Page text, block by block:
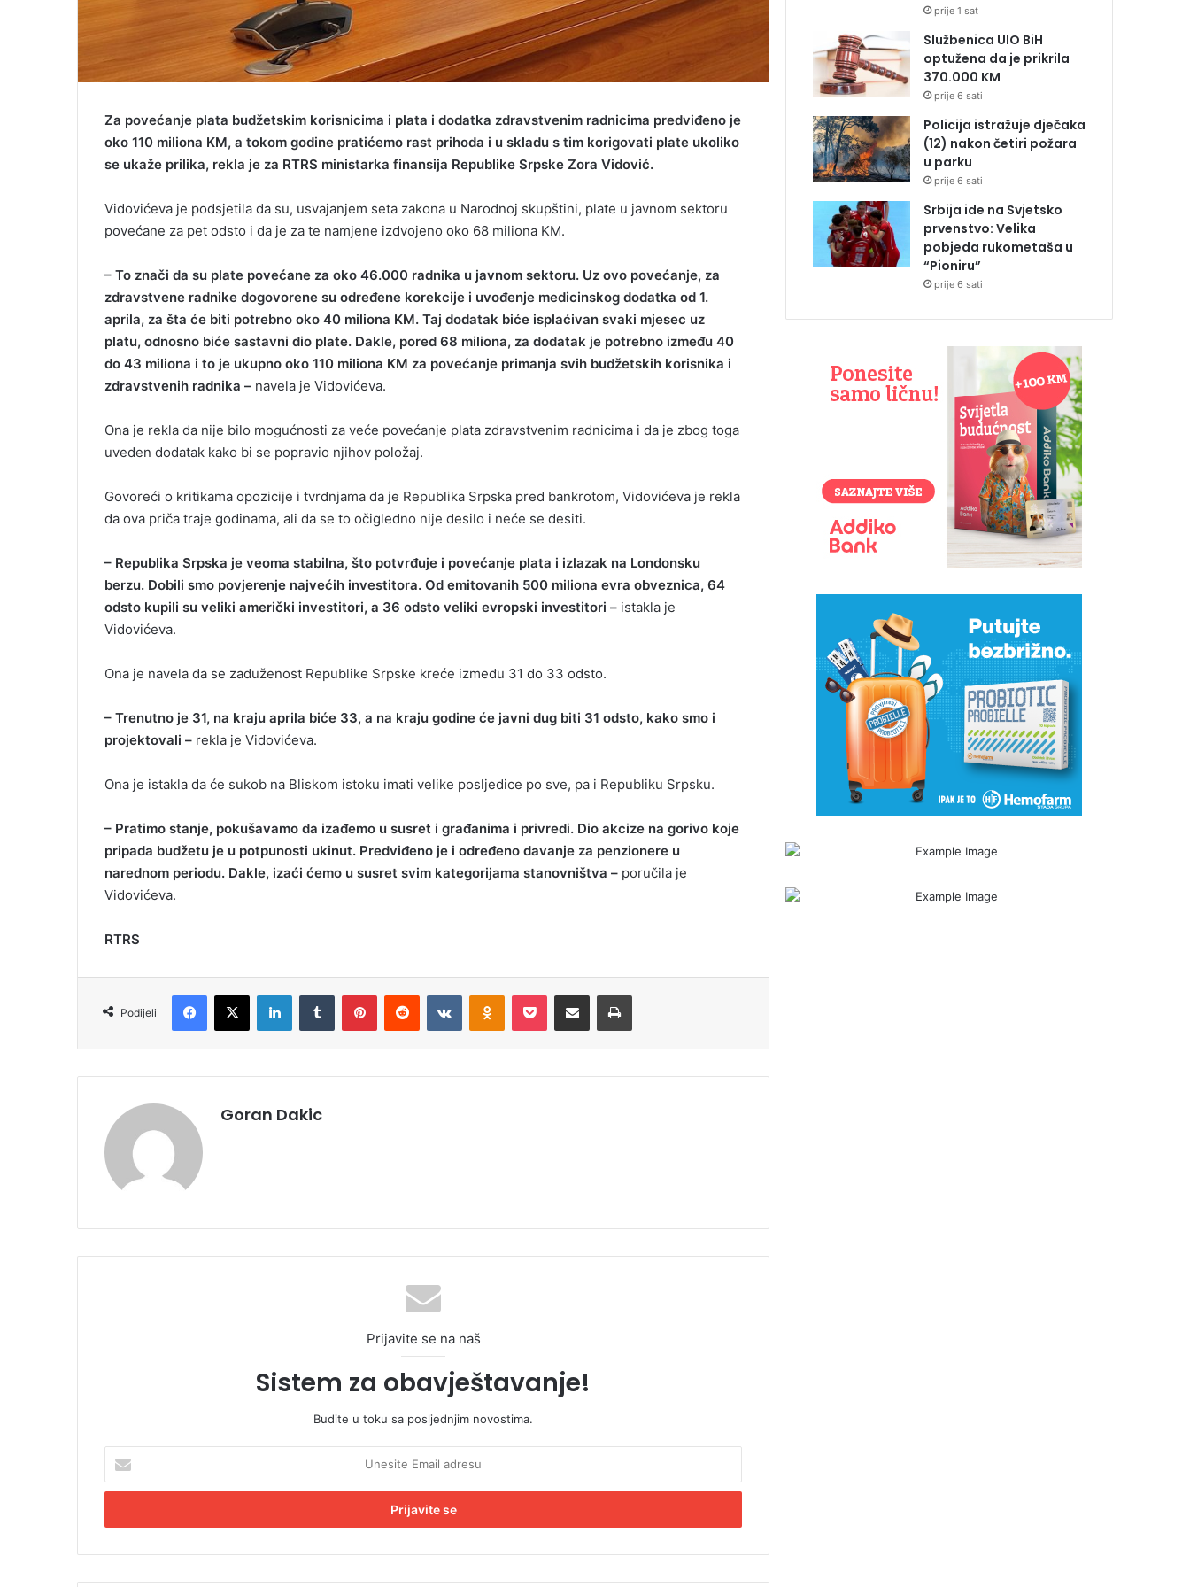
Za povećanje plata budžetskim korisnicima i plata i dodatka zdravstvenim radnicima predviđeno je
oko 110 miliona KM, a tokom godine pratićemo rast prihoda i u skladu s tim korigovati plate ukoliko
se ukaže prilika, rekla je za RTRS ministarka finansija Republike Srpske Zora Vidović.
Vidovićeva je podsjetila da su, usvajanjem seta zakona u Narodnoj skupštini, plate u javnom sektoru
povećane za pet odsto i da je za te namjene izdvojeno oko 68 miliona KM.
– To znači da su plate povećane za oko 46.000 radnika u javnom sektoru. Uz ovo povećanje, za
zdravstvene radnike dogovorene su određene korekcije i uvođenje medicinskog dodatka od 1.
aprila, za šta će biti potrebno oko 40 miliona KM. Taj dodatak biće isplaćivan svaki mjesec uz
platu, odnosno biće sastavni dio plate. Dakle, pored 68 miliona, za dodatak je potrebno između 40
do 43 miliona i to je ukupno oko 110 miliona KM za povećanje primanja svih budžetskih korisnika i
zdravstvenih radnika – navela je Vidovićeva.
Ona je rekla da nije bilo mogućnosti za veće povećanje plata zdravstvenim radnicima i da je zbog toga
uveden dodatak kako bi se popravio njihov položaj.
Govoreći o kritikama opozicije i tvrdnjama da je Republika Srpska pred bankrotom, Vidovićeva je rekla
da ova priča traje godinama, ali da se to očigledno nije desilo i neće se desiti.
– Republika Srpska je veoma stabilna, što potvrđuje i povećanje plata i izlazak na Londonsku
berzu. Dobili smo povjerenje najvećih investitora. Od emitovanih 500 miliona evra obveznica, 64
odsto kupili su veliki američki investitori, a 36 odsto veliki evropski investitori – istakla je
Vidovićeva.
Ona je navela da se zaduženost Republike Srpske kreće između 31 do 33 odsto.
– Trenutno je 31, na kraju aprila biće 33, a na kraju godine će javni dug biti 31 odsto, kako smo i
projektovali – rekla je Vidovićeva.
Ona je istakla da će sukob na Bliskom istoku imati velike posljedice po sve, pa i Republiku Srpsku.
– Pratimo stanje, pokušavamo da izađemo u susret i građanima i privredi. Dio akcize na gorivo koje
pripada budžetu je u potpunosti ukinut. Predviđeno je i određeno davanje za penzionere u
narednom periodu. Dakle, izaći ćemo u susret svim kategorijama stanovništva – poručila je
Vidovićeva.
RTRS
Podijeli
Goran Dakic
Prijavite se na naš
Sistem za obavještavanje!
Budite u toku sa posljednjim novostima.
e
i
prije 1 sat
Službenica UIO BiH
optužena da je prikrila
370.000 KM
prije 6 sati
Policija istražuje dječaka
(12) nakon četiri požara
u parku
prije 6 sati
Srbija ide na Svjetsko
prvenstvo: Velika
pobjeda rukometaša u
“Pioniru”
prije 6 sati